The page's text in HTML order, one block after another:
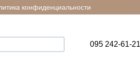
конфиденциальности
095 242-61-21